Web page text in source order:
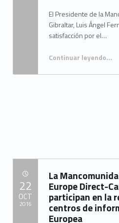
El Presidente de la
Gibraltar, Luis Ángel
satisfacción por el…
Continuar leyendo…
La
Europe Direct-
participan en la
centros de
Europea
POSTED ON:22
OCT
2016